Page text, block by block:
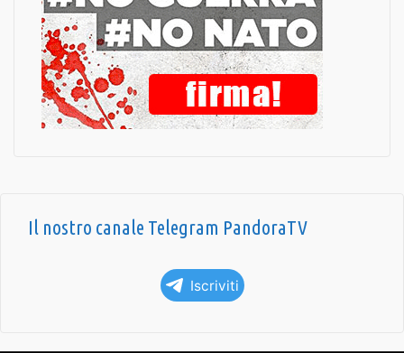
Il nostro canale Telegram PandoraTV
Iscriviti